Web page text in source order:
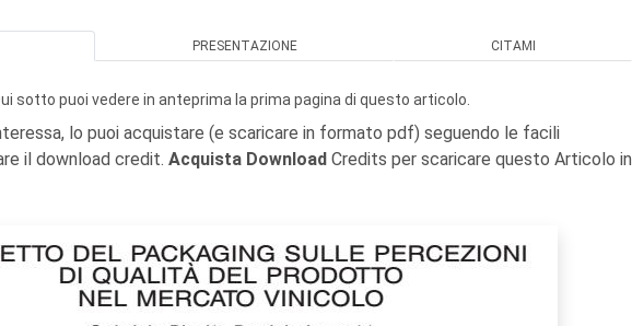
PRESENTAZIONE CITAMI
sotto puoi vedere in anteprima la prima pagina di questo articolo.
lo puoi acquistare (e scaricare in formato pdf) seguendo le facili
il download credit. Acquista Download Credits per scaricare questo Articolo in